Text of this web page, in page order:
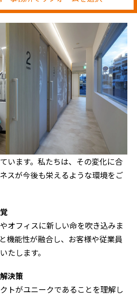
います。私たちは、その変化に合
スが今後も栄えるような環境をご
オフィスに新しい命を吹き込みま
機能性が融合し、お客様や従業員
たします。
決策
トがユニークであることを理解し